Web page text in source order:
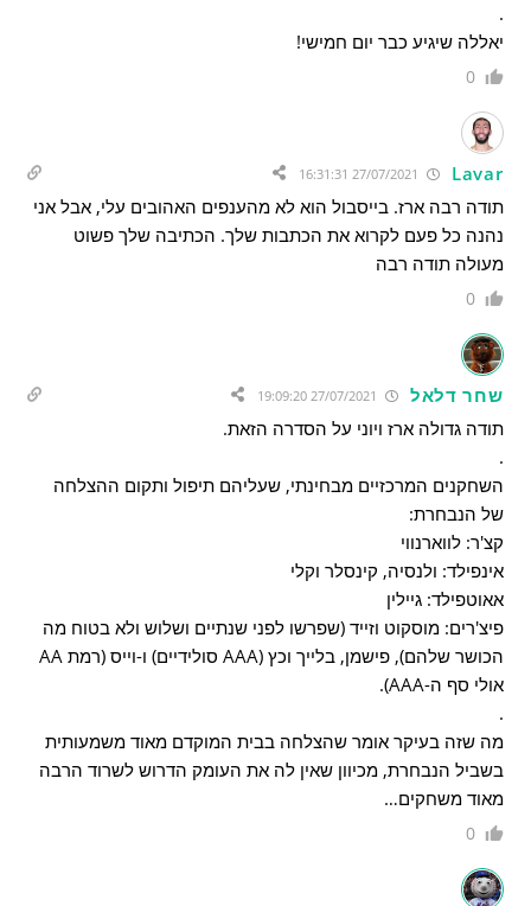
.
יאללה שיגיע כבר יום חמישי!
0
Lavar
תודה רבה ארז. בייסבול הוא לא מהענפים האהובים עלי, אבל אני
נהנה כל פעם לקרוא את הכתבות שלך. הכתיבה שלך פשוט
מעולה תודה רבה
0
שחר דלאל
תודה גדולה ארז ויוני על הסדרה הזאת.
.
השחקנים המרכזיים מבחינתי, שעליהם תיפול ותקום ההצלחה
של הנבחרת:
קצ'ר: לווארנווי
אינפילד: ולנסיה, קינסלר וקלי
אאוטפילד: גיילין
פיצ'רים: מוסקוט וזייד (שפרשו לפני שנתיים ושלוש ולא בטוח מה
הכושר שלהם), פישמן, בלייך וכץ (AAA סולידיים) ו-וייס (רמת AA
אולי סף ה-AAA).
.
מה שזה בעיקר אומר שהצלחה בבית המוקדם מאוד משמעותית
בשביל הנבחרת, מכיוון שאין לה את העומק הדרוש לשרוד הרבה
מאוד משחקים…
0